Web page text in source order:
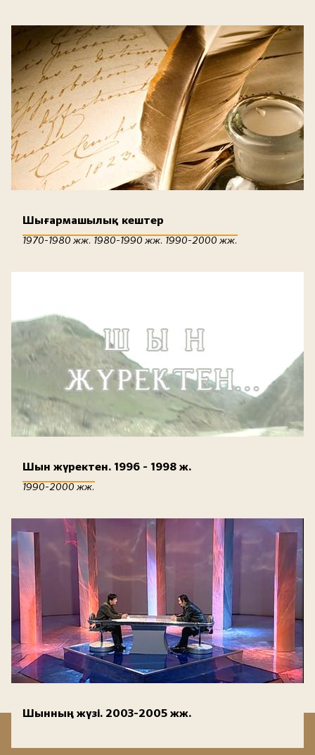
Шығармашылық кештер
1970-1980 жж. 1980-1990 жж. 1990-2000 жж.
Шын жүректен. 1996 - 1998 ж.
1990-2000 жж.
Шынның жүзі. 2003-2005 жж.